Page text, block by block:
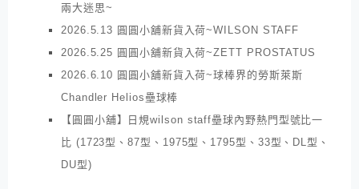
兩大迷思~
2026.5.13 圓圓小舖新貨入荷~WILSON STAFF
2026.5.25 圓圓小舖新貨入荷~ZETT PROSTATUS
2026.6.10 圓圓小舖新貨入荷~球棒界的勞斯萊斯
Chandler Helios壘球棒
【圓圓小舖】日規wilson staff壘球內野熱門型號比一
比 (1723型、87型、1975型、1795型、33型、DL型、
DU型)